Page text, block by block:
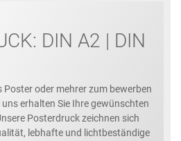
DIN A2 | DIN
Poster oder mehrer zum bewerben
erhalten Sie Ihre gewünschten
Posterdruck zeichnen sich
lebhafte und lichtbeständige